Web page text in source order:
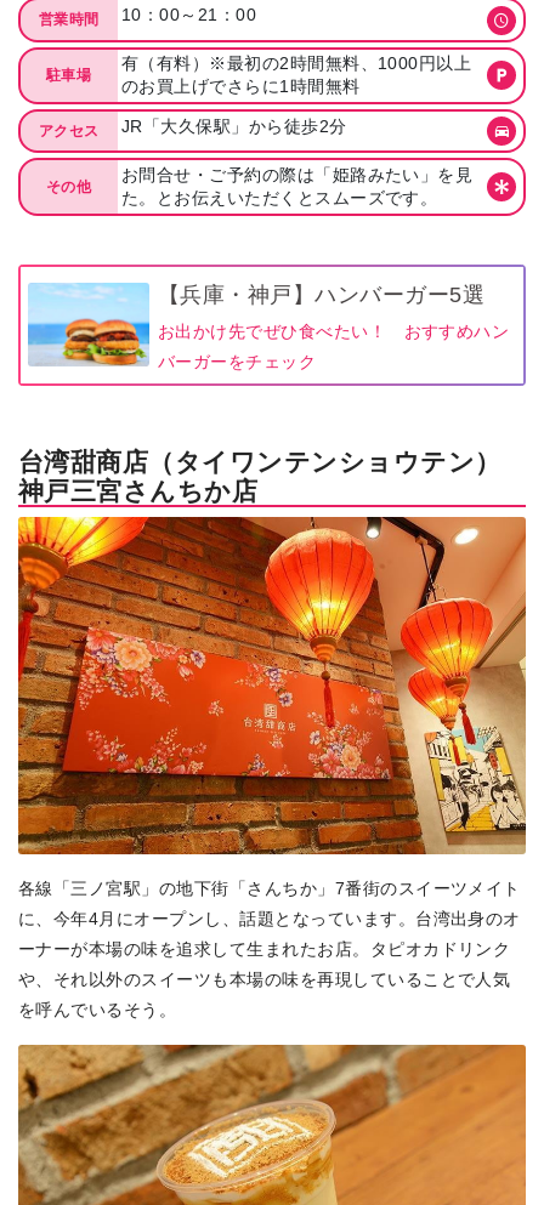
営業時間 10：00～21：00
駐車場
有（有料）※最初の2時間無料、1000円以上
のお買上げでさらに1時間無料
アクセス JR「大久保駅」から徒歩2分
その他
お問合せ・ご予約の際は「姫路みたい」を見
た。とお伝えいただくとスムーズです。
【兵庫・神戸】ハンバーガー5選
お出かけ先でぜひ食べたい！ おすすめハン
バーガーをチェック
台湾甜商店（タイワンテンショウテン）
神戸三宮さんちか店
各線「三ノ宮駅」の地下街「さんちか」7番街のスイーツメイト
に、今年4月にオープンし、話題となっています。台湾出身のオ
ーナーが本場の味を追求して生まれたお店。タピオカドリンク
や、それ以外のスイーツも本場の味を再現していることで人気
を呼んでいるそう。